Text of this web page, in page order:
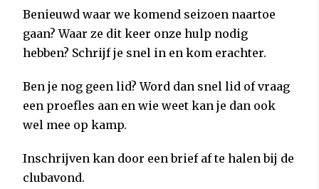
Benieuwd waar we komend seizoen naartoe
gaan? Waar ze dit keer onze hulp nodig
hebben? Schrijf je snel in en kom erachter.
Ben je nog geen lid? Word dan snel lid of vraag
een proefles aan en wie weet kan je dan ook
wel mee op kamp.
Inschrijven kan door een brief af te halen bij de
clubavond.